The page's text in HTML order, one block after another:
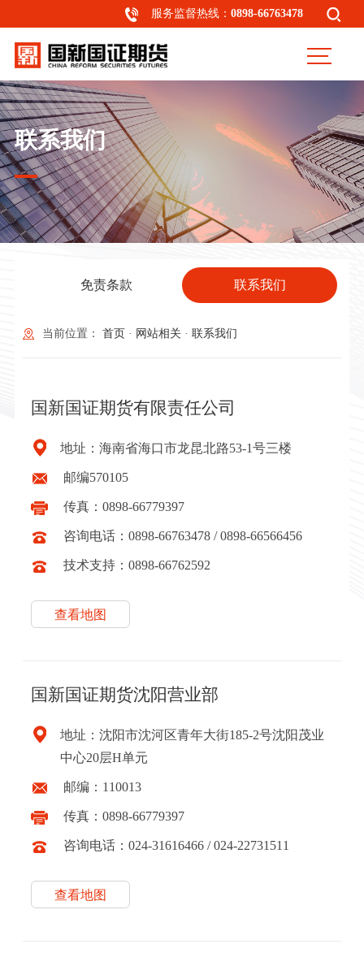
服务监督热线：0898-66763478
联系我们
免责条款 联系我们
当前位置： 首页· 网站相关· 联系我们
国新国证期货有限责任公司
地址：海南省海口市龙昆北路53-1号三楼
邮编570105
传真：0898-66779397
咨询电话：0898-66763478 / 0898-66566456
技术支持：0898-66762592
查看地图
国新国证期货沈阳营业部
地址：沈阳市沈河区青年大街185-2号沈阳茂业
中心20层H单元
邮编：110013
传真：0898-66779397
咨询电话：024-31616466 / 024-22731511
查看地图